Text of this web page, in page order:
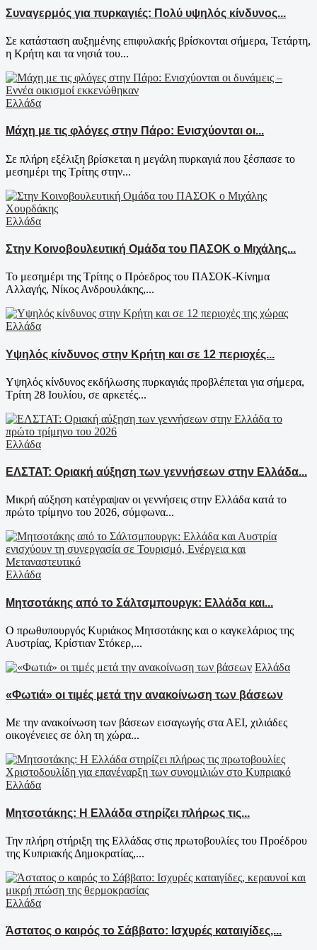
Συναγερμός για πυρκαγιές: Πολύ υψηλός κίνδυνος...
Σε κατάσταση αυξημένης επιφυλακής βρίσκονται σήμερα, Τετάρτη,
η Κρήτη και τα νησιά του...
Ελλάδα
Μάχη με τις φλόγες στην Πάρο: Ενισχύονται οι...
Σε πλήρη εξέλιξη βρίσκεται η μεγάλη πυρκαγιά που ξέσπασε το
μεσημέρι της Τρίτης στην...
Ελλάδα
Στην Κοινοβουλευτική Ομάδα του ΠΑΣΟΚ ο Μιχάλης...
Το μεσημέρι της Τρίτης ο Πρόεδρος του ΠΑΣΟΚ-Κίνημα
Αλλαγής, Νίκος Ανδρουλάκης,...
Ελλάδα
Υψηλός κίνδυνος στην Κρήτη και σε 12 περιοχές...
Υψηλός κίνδυνος εκδήλωσης πυρκαγιάς προβλέπεται για σήμερα,
Τρίτη 28 Ιουλίου, σε αρκετές...
Ελλάδα
ΕΛΣΤΑΤ: Οριακή αύξηση των γεννήσεων στην Ελλάδα...
Μικρή αύξηση κατέγραψαν οι γεννήσεις στην Ελλάδα κατά το
πρώτο τρίμηνο του 2026, σύμφωνα...
Ελλάδα
Μητσοτάκης από το Σάλτσμπουργκ: Ελλάδα και...
Ο πρωθυπουργός Κυριάκος Μητσοτάκης και ο καγκελάριος της
Αυστρίας, Κρίστιαν Στόκερ,...
Ελλάδα
«Φωτιά» οι τιμές μετά την ανακοίνωση των βάσεων
Με την ανακοίνωση των βάσεων εισαγωγής στα ΑΕΙ, χιλιάδες
οικογένειες σε όλη τη χώρα...
Ελλάδα
Μητσοτάκης: Η Ελλάδα στηρίζει πλήρως τις...
Την πλήρη στήριξη της Ελλάδας στις πρωτοβουλίες του Προέδρου
της Κυπριακής Δημοκρατίας,...
Ελλάδα
Άστατος ο καιρός το Σάββατο: Ισχυρές καταιγίδες,...